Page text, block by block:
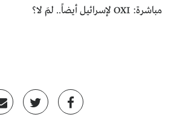
مباشرة: OXI لإسرائيل أيضاً.. لمَ لا؟